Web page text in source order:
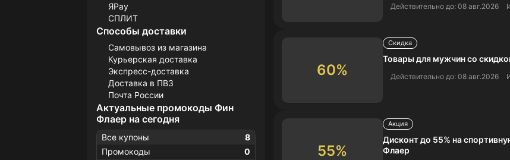
ЯPay
СПЛИТ
Способы доставки
Самовывоз из магазина
Курьерская доставка
Экспресс-доставка
Доставка в ПВЗ
Почта России
Актуальные промокоды Фин
Флаер на сегодня
Все купоны
8
Промокоды
0
Действительно до: 08 авг.2026
60%
Скидка
Товары для мужчин со
Действительно до: 08 авг.2026
55%
Акция
Дисконт до 55% на
Флаер